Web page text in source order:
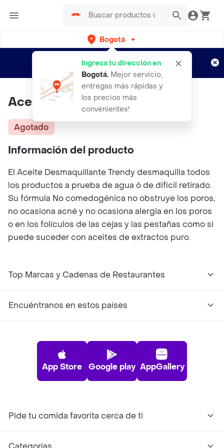
Bogotá
Ingresa tu dirección en
Bogotá. Mejor servicio,
entregas más rápidas y
los precios más
convenientes!
envíos gratis por semanas
Aplican TyC
Aceite Desmaquillante
Agotado
Información del producto
El Aceite Desmaquillante Trendy desmaquilla todos
los productos a prueba de agua ó de difícil retirado.
Su fórmula No comedogénica no obstruye los poros,
no ocasiona acné y no ocasiona alergia en los poros
o en los folículos de las cejas y las pestañas como si
puede suceder con aceites de extractos puro.
Top Marcas y Cadenas de Restaurantes
Encuéntranos en estos países
App Store Google play AppGallery
Pide tu comida favorita cerca de ti